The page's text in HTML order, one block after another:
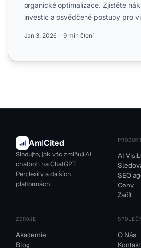
organické optimalizace. Zjistěte
investic a osvědčené postupy pro
Jan 3, 2026 9 min čtení
AmICited
Sledujte, jak vás zmiňují AI
chatboti na ChatGPT,
Perplexity a dalších
platformách.
PRODUKT
AI
SEO
Ceny
Začít
ZDROJE
Akademie
Blog
O Nás
Kontakt